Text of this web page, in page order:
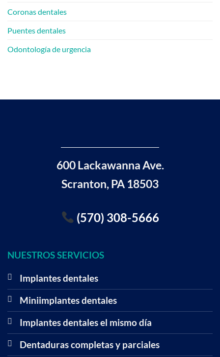
Coronas dentales
Puentes dentales
Odontología de urgencia
600 Lackawanna Ave.
Scranton, PA 18503
(570) 308-5666
NUESTROS SERVICIOS
Implantes dentales
Miniimplantes dentales
Implantes dentales el mismo día
Dentaduras completas y parciales